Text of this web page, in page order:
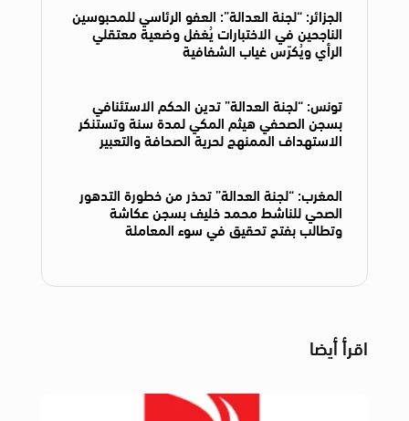
الجزائر: “لجنة العدالة”: العفو الرئاسي للمحبوسين
الناجحين في الاختبارات يُغفل وضعية معتقلي
الرأي ويُكرّس غياب الشفافية
تونس: “لجنة العدالة” تدين الحكم الاستئنافي
بسجن الصحفي هيثم المكي لمدة سنة وتستنكر
الاستهداف الممنهج لحرية الصحافة والتعبير
المغرب: “لجنة العدالة” تحذر من خطورة التدهور
الصحي للناشط محمد خليف بسجن عكاشة
وتطالب بفتح تحقيق في سوء المعاملة
اقرأ أيضا